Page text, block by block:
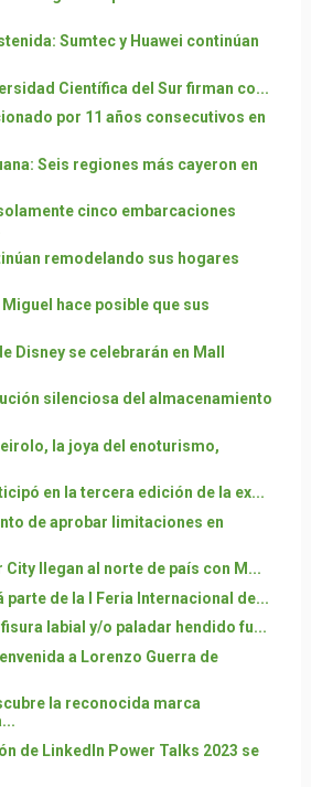
Sumtec y Huawei continúan
Científica del Sur firman co...
por 11 años consecutivos en
Seis regiones más cayeron en
cinco embarcaciones
remodelando sus hogares
Miguel hace posible que sus
Disney se celebrarán en Mall
silenciosa del almacenamiento
la joya del enoturismo,
en la tercera edición de la ex...
de aprobar limitaciones en
City llegan al norte de país con M...
parte de la I Feria Internacional de...
labial y/o paladar hendido fu...
a Lorenzo Guerra de
la reconocida marca
de LinkedIn Power Talks 2023 se